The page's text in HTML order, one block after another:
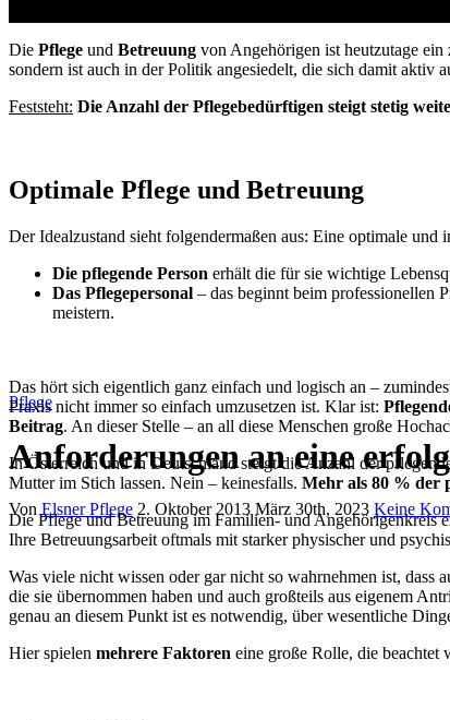
Pflege
Anforderungen an eine
Von Elsner Pflege 2. Oktober 2013 März 30th, 2023 Keine
Die Pflege und Betreuung von Angehörigen ist heutzutage
sondern ist auch in der Politik angesiedelt, die sich damit aktiv
Feststeht: Die Anzahl der Pflegebedürftigen steigt stetig weite
Optimale Pflege und Betreuung
Der Idealzustand sieht folgendermaßen aus: Eine optimale
Die pflegende Person erhält die für sie wichtige
Das Pflegepersonal – das beginnt beim professionellen
meistern.
Das hört sich eigentlich ganz einfach und logisch an –
Praxis nicht immer so einfach umzusetzen ist. Klar ist:
Beitrag. An dieser Stelle – an all diese Menschen große
In Österreich und in Deutschland steigt die Anzahl der
Mutter im Stich lassen. Nein – keinesfalls. Mehr als 80 % der
Die Pflege und Betreuung im Familien- und Angehörigenkreis
Ihre Betreuungsarbeit oftmals mit starker physischer und
Was viele nicht wissen oder gar nicht so wahrnehmen ist, dass
die sie übernommen haben und auch großteils aus eigenem
genau an diesem Punkt ist es notwendig, über wesentliche
Hier spielen mehrere Faktoren eine große Rolle, die beachtet